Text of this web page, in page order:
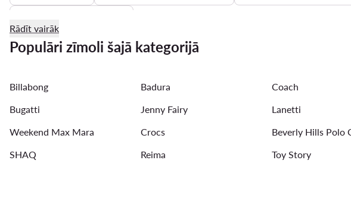
Vīriešu bikses - Apģēba materiāls: Vilna
Vīriešu auduma šorti - Krāsa: Melns Meiteņu sandales - Krāsa: Tumši zils
Rādīt vairāk
Populāri zīmoli šajā kategorijā
Billabong Badura Coach
Bugatti
Jenny Fairy Lanetti
Weekend Max Mara
Crocs Beverly Hills Polo
SHAQ
Reima Toy Story